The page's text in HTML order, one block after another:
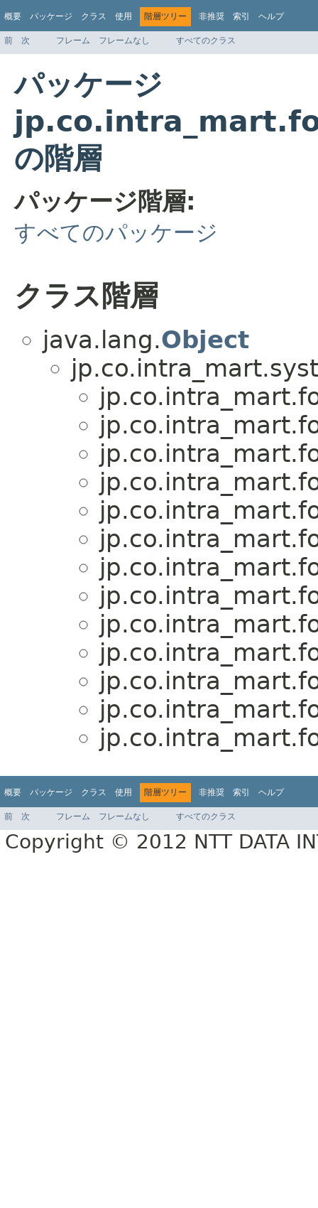
概要 パッケージ クラス 使用 階層ツリー 非推奨 索引 ヘルプ
前 次 フレーム フレームなし すべてのクラス
パッケージ
の階層
パッケージ階層:
すべてのパッケージ
クラス階層
java.lang.Object
概要 パッケージ クラス 使用 階層ツリー 非推奨 索引 ヘルプ
前 次 フレーム フレームなし すべてのクラス
Copyright © 2012 NTT DATA